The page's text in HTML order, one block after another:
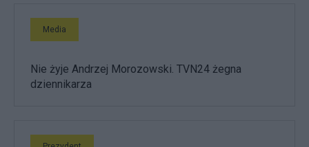
Media
Nie żyje Andrzej Morozowski. TVN24 żegna
dziennikarza